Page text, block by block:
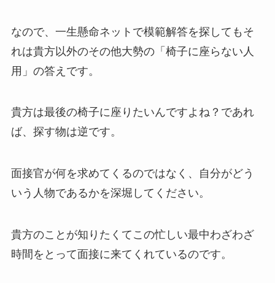
なので、一生懸命ネットで模範解答を探してもそ
れは貴方以外のその他大勢の「椅子に座らない人
用」の答えです。
貴方は最後の椅子に座りたいんですよね？であれ
ば、探す物は逆です。
面接官が何を求めてくるのではなく、自分がどう
いう人物であるかを深堀してください。
貴方のことが知りたくてこの忙しい最中わざわざ
時間をとって面接に来てくれているのです。